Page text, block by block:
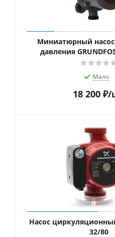
Миниатюрный
давления
Мало
18 200 ₽/
Насос
32/80